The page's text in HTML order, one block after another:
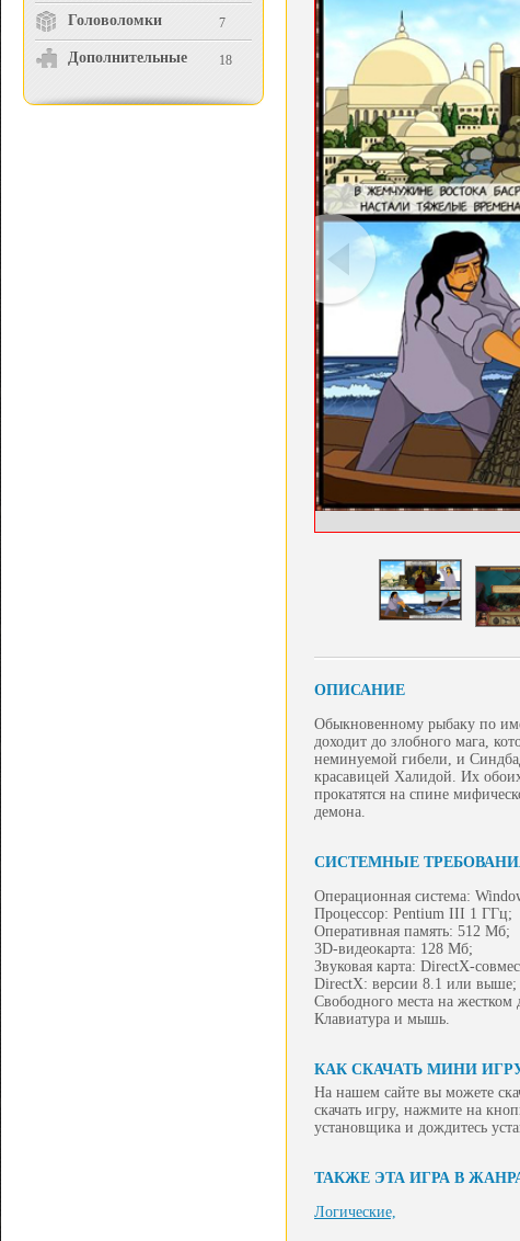
Головоломки 7
Дополнительные 18
ОПИСАНИЕ
Обыкновенному рыбаку по
доходит до злобного мага,
неминуемой гибели, и
красавицей Халидой. Их
прокатятся на спине
демона.
СИСТЕМНЫЕ
Операционная система:
Процессор: Pentium III 1 ГГц;
Оперативная память: 512 Мб;
3D-видеокарта: 128 Мб;
Звуковая карта: DirectX-
DirectX: версии 8.1 или выше;
Свободного места на
Клавиатура и мышь.
КАК СКАЧАТЬ МИНИ
На нашем сайте вы можете
скачать игру, нажмите на
установщика и дождитесь
ТАКЖЕ ЭТА ИГРА В
Логические,